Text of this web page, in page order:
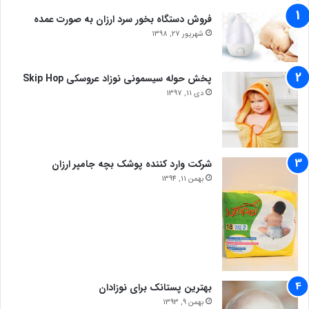
فروش دستگاه بخور سرد ارزان به صورت عمده
شهریور 27, 1398
پخش حوله سیسمونی نوزاد عروسکی Skip Hop
دی 11, 1397
شرکت وارد کننده پوشک بچه جامپر ارزان
بهمن 11, 1394
بهترین پستانک برای نوزادان
بهمن 9, 1393